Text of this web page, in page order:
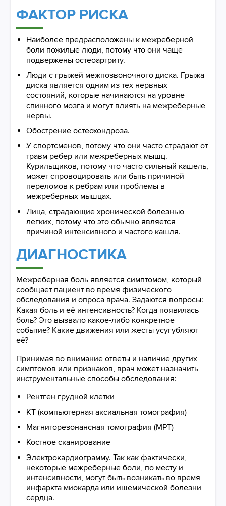
ФАКТОР РИСКА
Наиболее предрасположены к межреберной
боли пожилые люди, потому что они чаще
подвержены остеоартриту.
Люди с грыжей межпозвоночного диска. Грыжа
диска является одним из тех нервных
состояний, которые начинаются на уровне
спинного мозга и могут влиять на межреберные
нервы.
Обострение остеохондроза.
У спортсменов, потому что они часто страдают от
травм ребер или межреберных мышц.
Курильщиков, потому что часто сильный кашель,
может спровоцировать или быть причиной
переломов к ребрам или проблемы в
межреберных мышцах.
Лица, страдающие хронической болезнью
легких, потому что это обычно является
причиной интенсивного и частого кашля.
ДИАГНОСТИКА
Межрёберная боль является симптомом, который
сообщает пациент во время физического
обследования и опроса врача. Задаются вопросы:
Какая боль и её интенсивность? Когда появилась
боль? Это вызвало какое-либо конкретное
событие? Какие движения или жесты усугубляют
её?
Принимая во внимание ответы и наличие других
симптомов или признаков, врач может назначить
инструментальные способы обследования:
Рентген грудной клетки
КТ (компьютерная аксиальная томография)
Магниторезонансная томография (МРТ)
Костное сканирование
Электрокардиограмму. Так как фактически,
некоторые межреберные боли, по месту и
интенсивности, могут быть возникать во время
инфаркта миокарда или ишемической болезни
сердца.